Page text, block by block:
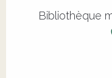
Bibliothèque